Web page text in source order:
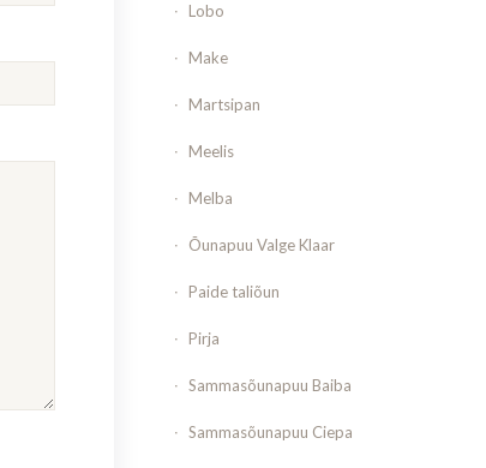
Lobo
Make
Martsipan
Meelis
Melba
Õunapuu Valge Klaar
Paide taliõun
Pirja
Sammasõunapuu Baiba
Sammasõunapuu Ciepa